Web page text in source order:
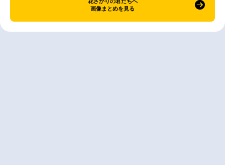
花ざかりの君たちへ
画像まとめを見る